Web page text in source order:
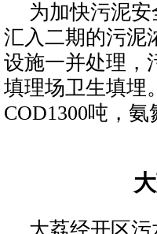
为加快污泥
汇入二期的污泥
设施一并处理，
填理场卫生填埋
COD1300吨，氨